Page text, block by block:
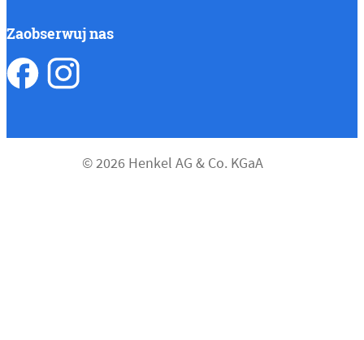
Zaobserwuj nas
© 2026 Henkel AG & Co. KGaA